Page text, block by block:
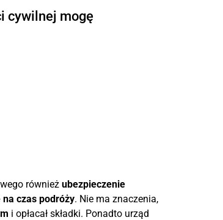
cywilnej mogę
również ubezpieczenie
czas podróży. Nie ma znaczenia,
i opłacał składki. Ponadto urząd